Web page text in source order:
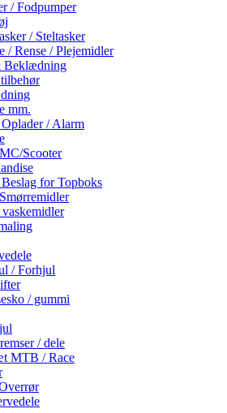
/ Fodpumper
/ Steltasker
/ Rense / Plejemidler
Beklædning
mm.
/ Alarm
Scooter
for Topboks
/ Forhjul
/ gummi
/ dele
MTB / Race